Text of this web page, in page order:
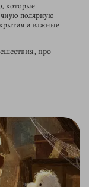
которые
полярную
и важные
про